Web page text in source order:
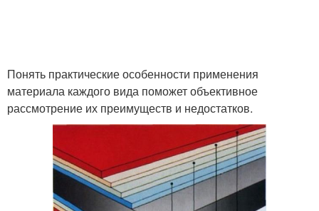
Понять практические особенности применения
материала каждого вида поможет объективное
рассмотрение их преимуществ и недостатков.